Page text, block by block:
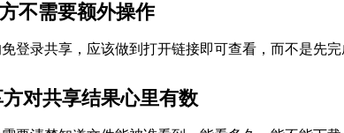
不需要额外操作
免登录共享，应该做到打开链接即可查看，而不是先完
对共享结果心里有数